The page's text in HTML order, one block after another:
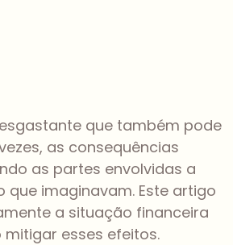
que também pode
as consequências
as partes envolvidas a
imaginavam. Este artigo
a situação financeira
esses efeitos.